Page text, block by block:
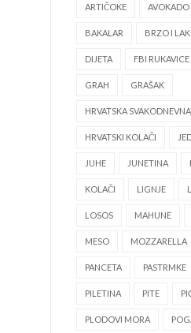
ARTIČOKE AVOKADO
BAKALAR BRZO I
DIJETA FBI RUKAVICE
GRAH GRAŠAK
HRVATSKA
HRVATSKI KOLAČI
JUHE JUNETINA
KOLAČI LIGNJE
LOSOS MAHUNE
MESO MOZZARELLA
PANCETA PASTRMKE
PILETINA PITE
PLODOVI MORA